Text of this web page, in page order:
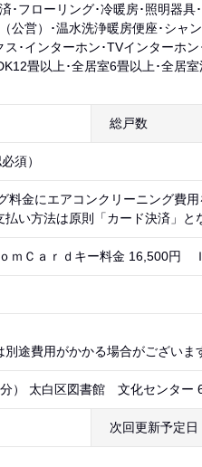
･フローリング･冷暖房･照明器
公営）･温水洗浄暖房便座･シ
ス･インターホン･TVインターホ
畳以上･全居室6畳以上･全居
総戸数
須）
料金にエアコンクリーニング
払い方法は原則「カード決済」
ｍＣａｒｄキー料金 16,500円
途費用がかかる場合がございま
） 太白区図書館 文化センター
次回更新予定日